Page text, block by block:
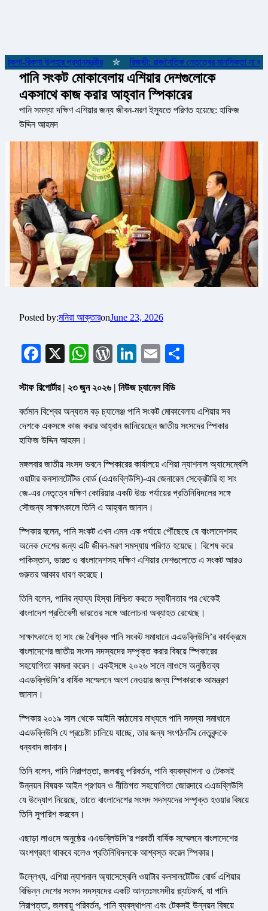
রিকশা উপহার প্রধানমন্ত্রীর ✮ রিজভী: রাজনৈতিক নেতৃত্বের মানসিকতা না
পানি সংকট মোকাবেলায় এশিয়ার দেশগুলোকে
একসাথে কাজ করার আহ্বান স্পিকারের
পানি সমস্যা দক্ষিণ এশিয়ার জন্য জীবন-মরণ ইস্যুতে পরিণত হয়েছে: হাফিজ
উদ্দিন আহমদ
Posted by:মনিরা আক্তারonJune 23, 2026
Facebook
X WhatsApp
WordPress
LinkedIn
Email
স্টাফ রিপোর্টার | ২৩ জুন ২০২৬ | নিউজ চ্যানেল বিডি
বর্তমান বিশ্বের অন্যতম বড় চ্যালেঞ্জ পানি সংকট মোকাবেলায় এশিয়ার সব
দেশকে একসঙ্গে কাজ করার আহ্বান জানিয়েছেন জাতীয় সংসদের স্পিকার
হাফিজ উদ্দিন আহমদ।
মঙ্গলবার জাতীয় সংসদ ভবনে স্পিকারের কার্যালয়ে এশিয়া ন্যাশনাল অ্যাসেম্বেলি
ওয়াটার কনসালটেটিভ বোর্ড (এএডব্লিউসি)-এর জেনারেল সেক্রেটারি হা সাং
জে-এর নেতৃত্বে দক্ষিণ কোরিয়ার একটি উচ্চ পর্যায়ের প্রতিনিধিদলের সঙ্গে
সৌজন্য সাক্ষাৎকালে তিনি এ আহ্বান জানান।
স্পিকার বলেন, পানি সংকট এখন এমন এক পর্যায়ে পৌঁছেছে যে বাংলাদেশসহ
অনেক দেশের জন্য এটি জীবন-মরণ সমস্যায় পরিণত হয়েছে। বিশেষ করে
পাকিস্তান, ভারত ও বাংলাদেশসহ দক্ষিণ এশিয়ার দেশগুলোতে এ সংকট আরও
গুরুতর আকার ধারণ করেছে।
তিনি বলেন, পানির ন্যায্য হিস্যা নিশ্চিত করতে স্বাধীনতার পর থেকেই
বাংলাদেশ প্রতিবেশী ভারতের সঙ্গে আলোচনা অব্যাহত রেখেছে।
সাক্ষাৎকালে হা সাং জে বৈশ্বিক পানি সংকট সমাধানে এএডব্লিউসি’র কার্যক্রমে
বাংলাদেশের জাতীয় সংসদ সদস্যদের সম্পৃক্ত করার বিষয়ে স্পিকারের
সহযোগিতা কামনা করেন। একইসঙ্গে ২০২৬ সালে লাওসে অনুষ্ঠিতব্য
এএডব্লিউসি’র বার্ষিক সম্মেলনে অংশ নেওয়ার জন্য স্পিকারকে আমন্ত্রণ
জানান।
স্পিকার ২০১৯ সাল থেকে আইনি কাঠামোর মাধ্যমে পানি সমস্যা সমাধানে
এএডব্লিউসি যে প্রচেষ্টা চালিয়ে যাচ্ছে, তার জন্য সংগঠনটির নেতৃবৃন্দকে
ধন্যবাদ জানান।
তিনি বলেন, পানি নিরাপত্তা, জলবায়ু পরিবর্তন, পানি ব্যবস্থাপনা ও টেকসই
উন্নয়ন বিষয়ক আইন প্রণয়ন ও নীতিগত সহযোগিতা জোরদারে এএডব্লিউসি
যে উদ্যোগ নিয়েছে, তাতে বাংলাদেশের সংসদ সদস্যদের সম্পৃক্ত হওয়ার বিষয়ে
তিনি সুপারিশ করবেন।
এছাড়া লাওসে অনুষ্ঠেয় এএডব্লিউসি’র পরবর্তী বার্ষিক সম্মেলনে বাংলাদেশের
অংশগ্রহণ থাকবে বলেও প্রতিনিধিদলকে আশ্বস্ত করেন স্পিকার।
উল্লেখ্য, এশিয়া ন্যাশনাল অ্যাসেম্বেলি ওয়াটার কনসালটেটিভ বোর্ড এশিয়ার
বিভিন্ন দেশের সংসদ সদস্যদের একটি আন্তঃসংসদীয় প্ল্যাটফর্ম, যা পানি
নিরাপত্তা, জলবায়ু পরিবর্তন, পানি ব্যবস্থাপনা এবং টেকসই উন্নয়ন বিষয়ে